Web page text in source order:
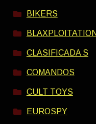
BIKERS
BLAXPLOITATION
CLASIFICADA S
COMANDOS
CULT TOYS
EUROSPY